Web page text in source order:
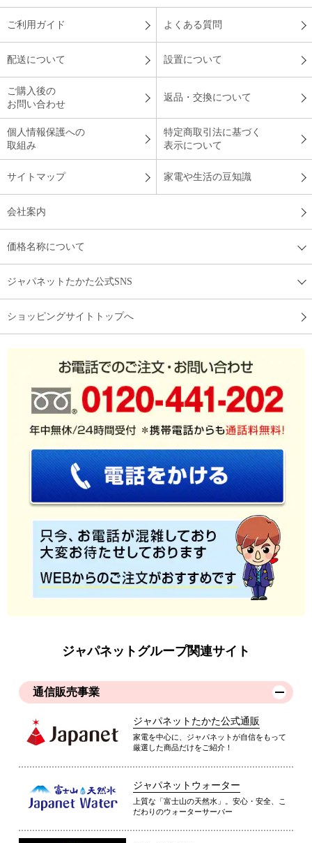
ご利用ガイド よくある質問
配送について 設置について
ご購入後の
お問い合わせ
返品・交換について
個人情報保護への
取組み
特定商取引法に基づく
表示について
サイトマップ 家電や生活の豆知識
会社案内
価格名称について
ジャパネットたかた公式SNS
ショッピングサイトトップへ
ジャパネットグループ関連サイト
通信販売事業
ジャパネットたかた公式通販
家電を中心に、ジャパネットが自信をもって
厳選した商品だけをご紹介！
ジャパネットウォーター
上質な「富士山の天然水」。安心・安全、こ
だわりのウォーターサーバー